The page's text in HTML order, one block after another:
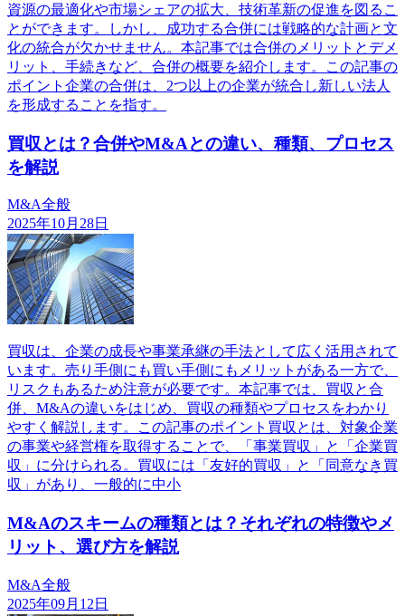
資源の最適化や市場シェアの拡大、技術革新の促進を図るこ
とができます。しかし、成功する合併には戦略的な計画と文
化の統合が欠かせません。本記事では合併のメリットとデメ
リット、手続きなど、合併の概要を紹介します。この記事の
ポイント企業の合併は、2つ以上の企業が統合し新しい法人
を形成することを指す。
買収とは？合併やM&Aとの違い、種類、プロセス
を解説
M&A全般
2025年10月28日
買収は、企業の成長や事業承継の手法として広く活用されて
います。売り手側にも買い手側にもメリットがある一方で、
リスクもあるため注意が必要です。本記事では、買収と合
併、M&Aの違いをはじめ、買収の種類やプロセスをわかり
やすく解説します。この記事のポイント買収とは、対象企業
の事業や経営権を取得することで、「事業買収」と「企業買
収」に分けられる。買収には「友好的買収」と「同意なき買
収」があり、一般的に中小
M&Aのスキームの種類とは？それぞれの特徴やメ
リット、選び方を解説
M&A全般
2025年09月12日